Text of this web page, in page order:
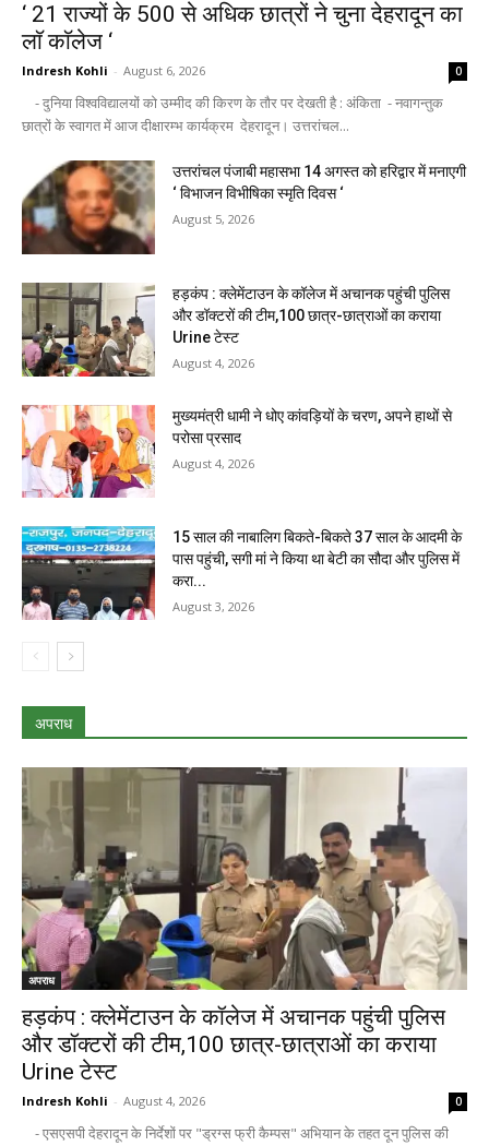
‘ 21 राज्यों के 500 से अधिक छात्रों ने चुना देहरादून का
लाॅ काॅलेज ‘
Indresh Kohli - August 6, 2026 0
- दुनिया विश्वविद्यालयों को उम्मीद की किरण के तौर पर देखती है : अंकिता - नवागन्तुक
छात्रों के स्वागत में आज दीक्षारम्भ कार्यक्रम देहरादून। उत्तरांचल...
उत्तरांचल पंजाबी महासभा 14 अगस्त को हरिद्वार में मनाएगी
‘ विभाजन विभीषिका स्मृति दिवस ‘
August 5, 2026
हड़कंप : क्लेमेंटाउन के कॉलेज में अचानक पहुंची पुलिस
और डॉक्टरों की टीम,100 छात्र-छात्राओं का कराया
Urine टेस्ट
August 4, 2026
मुख्यमंत्री धामी ने धोए कांवड़ियों के चरण, अपने हाथों से
परोसा प्रसाद
August 4, 2026
15 साल की नाबालिग बिकते-बिकते 37 साल के आदमी के
पास पहुंची, सगी मां ने किया था बेटी का सौदा और पुलिस में
करा...
August 3, 2026
अपराध
अपराध
हड़कंप : क्लेमेंटाउन के कॉलेज में अचानक पहुंची पुलिस
और डॉक्टरों की टीम,100 छात्र-छात्राओं का कराया
Urine टेस्ट
Indresh Kohli - August 4, 2026 0
- एसएसपी देहरादून के निर्देशों पर "ड्रग्स फ्री कैम्पस" अभियान के तहत दून पुलिस की